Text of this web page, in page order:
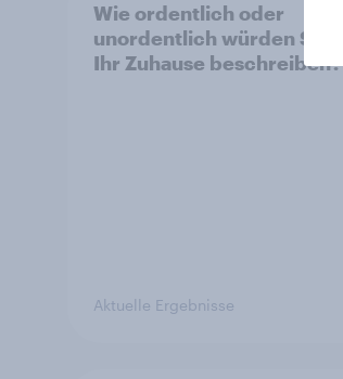
Wie ordentlich oder
unordentlich würden Sie
Ihr Zuhause beschreiben?
Aktuelle Ergebnisse